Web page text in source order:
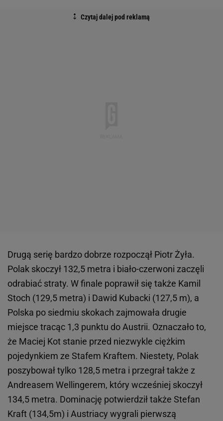
Drugą serię bardzo dobrze rozpoczął Piotr Żyła.
Polak skoczył 132,5 metra i biało-czerwoni zaczęli
odrabiać straty. W finale poprawił się także Kamil
Stoch (129,5 metra) i Dawid Kubacki (127,5 m), a
Polska po siedmiu skokach zajmowała drugie
miejsce tracąc 1,3 punktu do Austrii. Oznaczało to,
że Maciej Kot stanie przed niezwykle ciężkim
pojedynkiem ze Stafem Kraftem. Niestety, Polak
poszybował tylko 128,5 metra i przegrał także z
Andreasem Wellingerem, który wcześniej skoczył
134,5 metra. Dominację potwierdził także Stefan
Kraft (134,5m) i Austriacy wygrali pierwszą